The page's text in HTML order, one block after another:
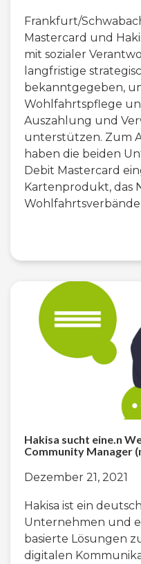
Frankfurt/
Mastercard und
mit sozialer
langfristige
bekanntgegeben,
Wohlfahrtspflege
Auszahlung und
unterstützen. Zum
haben die beiden
Debit Mastercard
Kartenprodukt, das
Hakisa sucht eine.n
Community Manager
Dezember 21, 2021
Hakisa ist ein
Unternehmen und
basierte Lösungen
digitalen